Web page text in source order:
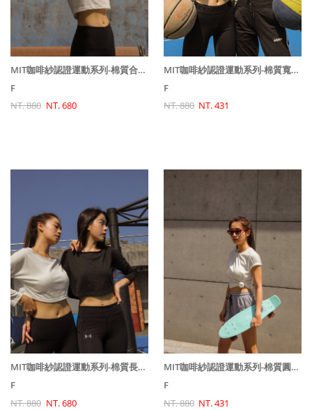
MIT咖啡紗認證運動系列-棉質合身短版上衣 / 2 colors
F
NT. 880 NT. 680
MIT咖啡紗認證運動系列-棉質寬鬆短版上衣 / 2 colors
F
NT. 880 NT. 431
MIT咖啡紗認證運動系列-棉質長袖短版上衣 / 2 colors
F
NT. 880 NT. 680
MIT咖啡紗認證運動系列-棉質圓領短袖上衣 / 2 colors
F
NT. 880 NT. 431